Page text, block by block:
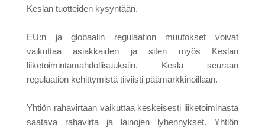
Keslan tuotteiden kysyntään.
EU:n ja globaalin regulaation muutokset voivat
vaikuttaa asiakkaiden ja siten myös Keslan
liiketoimintamahdollisuuksiin. Kesla seuraan
regulaation kehittymistä tiiviisti päämarkkinoillaan.
Yhtiön rahavirtaan vaikuttaa keskeisesti liiketoiminasta
saatava rahavirta ja lainojen lyhennykset. Yhtiön